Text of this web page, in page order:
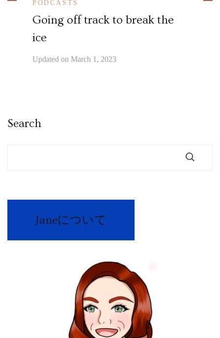
PODCASTS
Going off track to break the
ice
Updated on March 1, 2023
Search
Janeについて